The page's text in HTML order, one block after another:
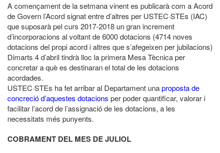
A començament de la setmana vinent es publicarà com a Acord
de Govern l’Acord signat entre d’altres per USTEC·STEs (IAC)
que suposarà pel curs 2017-2018 un gran increment
d’incorporacions al voltant de 6000 dotacions (4714 noves
dotacions del propi acord i altres que s’afegeixen per jubilacions)
Dimarts 4 d’abril tindrà lloc la primera Mesa Tècnica per
concretar a què es destinaran el total de les dotacions
acordades.
USTEC·STEs ha fet arribar al Departament unaproposta de
concreció d’aquestes dotacions per poder quantificar, valorar i
facilitar l’acord de l’assignació de les dotacions, a les
necessitats més punyents.
COBRAMENT DEL MES DE JULIOL